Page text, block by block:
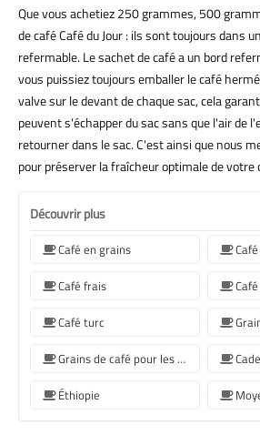
Que vous achetiez 250 grammes, 500
de café Café du Jour : ils sont toujours dans
refermable. Le sachet de café a un bord
vous puissiez toujours emballer le café
valve sur le devant de chaque sac, cela
peuvent s'échapper du sac sans que l'air de
retourner dans le sac. C'est ainsi que nous
pour préserver la fraîcheur optimale de votre
Découvrir plus
Café en grains
Café frais
Café turc
Grains de café pour les machines à café Sage
Éthiopie